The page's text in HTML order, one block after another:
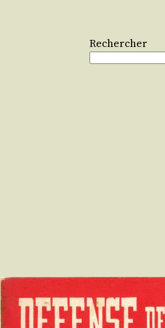
Rechercher